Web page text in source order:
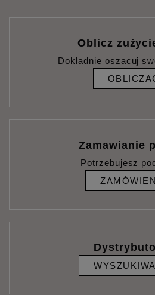
Oblicz
Dokładnie oszacuj
Zamawianie
Potrzebujesz